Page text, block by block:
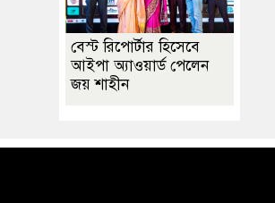
বেস্ট রিপোর্টার হিসেবে
আইপা অ্যাওয়ার্ড পেলেন
জয় শাহীন